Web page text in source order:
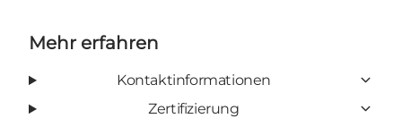
Mehr erfahren
Kontaktinformationen
Zertifizierung